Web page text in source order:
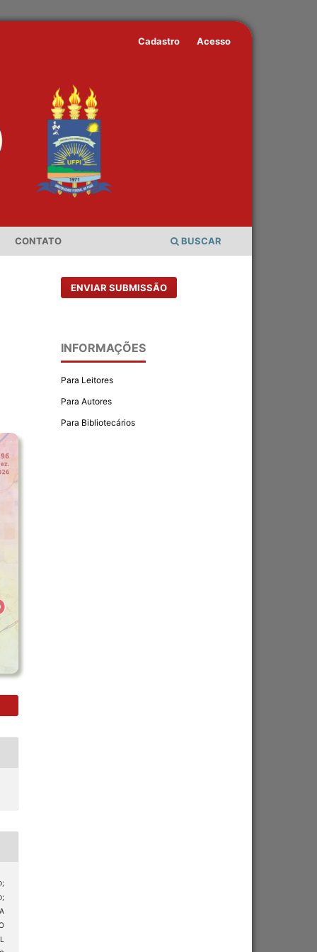
CONTATO BUSCAR
Cadastro Acesso
ENVIAR SUBMISSÃO
INFORMAÇÕES
Para Leitores
Para Autores
Para Bibliotecários